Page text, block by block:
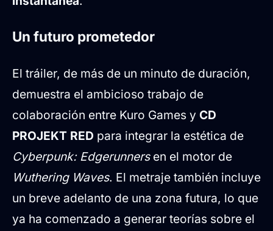
Un futuro prometedor
El tráiler, de más de un minuto de duración,
demuestra el ambicioso trabajo de
colaboración entre Kuro Games y CD
PROJEKT RED para integrar la estética de
Cyberpunk: Edgerunnersen el motor de
Wuthering Waves. El metraje también incluye
un breve adelanto de una zona futura, lo que
ya ha comenzado a generar teorías sobre el